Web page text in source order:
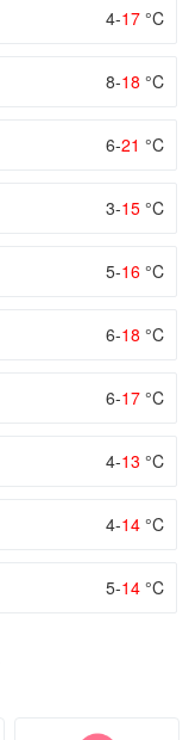
4-17 °C
8-18 °C
6-21 °C
3-15 °C
5-16 °C
6-18 °C
6-17 °C
4-13 °C
4-14 °C
5-14 °C